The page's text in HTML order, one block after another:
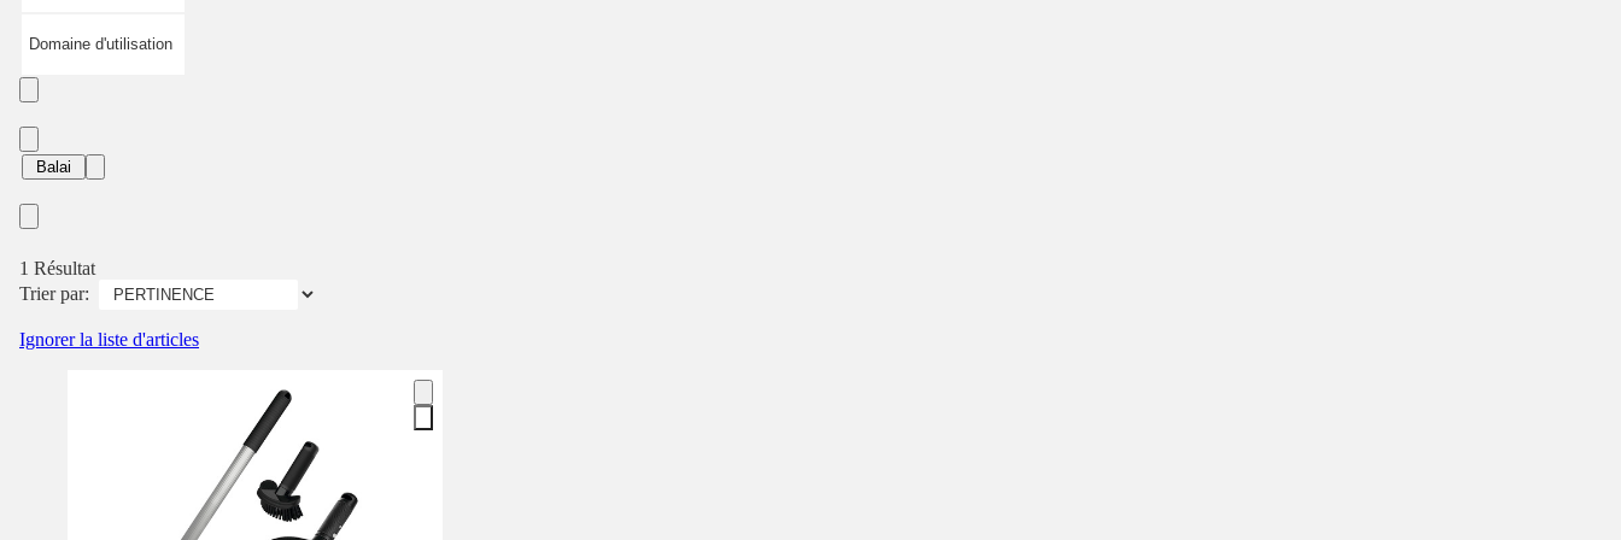
Domaine d'utilisation
Balai
1 Résultat
Trier par:
Ignorer la liste d'articles